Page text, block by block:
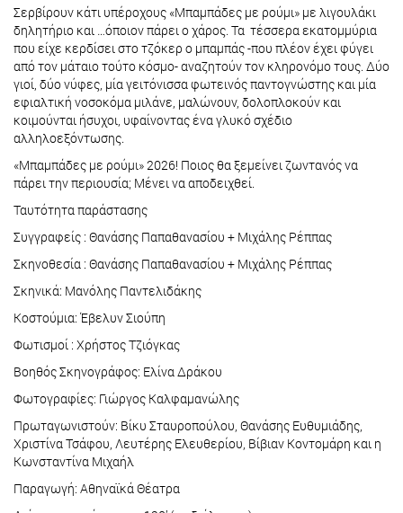
Σερβίρουν κάτι υπέροχους «Μπαμπάδες με ρούμι» με λιγουλάκι
δηλητήριο και …όποιον πάρει ο χάρος. Τα τέσσερα εκατομμύρια
που είχε κερδίσει στο τζόκερ ο μπαμπάς -που πλέον έχει φύγει
από τον μάταιο τούτο κόσμο- αναζητούν τον κληρονόμο τους. Δύο
γιοί, δύο νύφες, μία γειτόνισσα φωτεινός παντογνώστης και μία
εφιαλτική νοσοκόμα μιλάνε, μαλώνουν, δολοπλοκούν και
κοιμούνται ήσυχοι, υφαίνοντας ένα γλυκό σχέδιο
αλληλοεξόντωσης.
«Μπαμπάδες με ρούμι» 2026! Ποιος θα ξεμείνει ζωντανός να
πάρει την περιουσία; Μένει να αποδειχθεί.
Ταυτότητα παράστασης
Συγγραφείς : Θανάσης Παπαθανασίου + Μιχάλης Ρέππας
Σκηνοθεσία : Θανάσης Παπαθανασίου + Μιχάλης Ρέππας
Σκηνικά: Μανόλης Παντελιδάκης
Κοστούμια: Έβελυν Σιούπη
Φωτισμοί : Χρήστος Τζιόγκας
Βοηθός Σκηνογράφος: Ελίνα Δράκου
Φωτογραφίες: Γιώργος Καλφαμανώλης
Πρωταγωνιστούν: Βίκυ Σταυροπούλου, Θανάσης Ευθυμιάδης,
Χριστίνα Τσάφου, Λευτέρης Ελευθερίου, Βίβιαν Κοντομάρη και η
Κωνσταντίνα Μιχαήλ
Παραγωγή: Αθηναϊκά Θέατρα